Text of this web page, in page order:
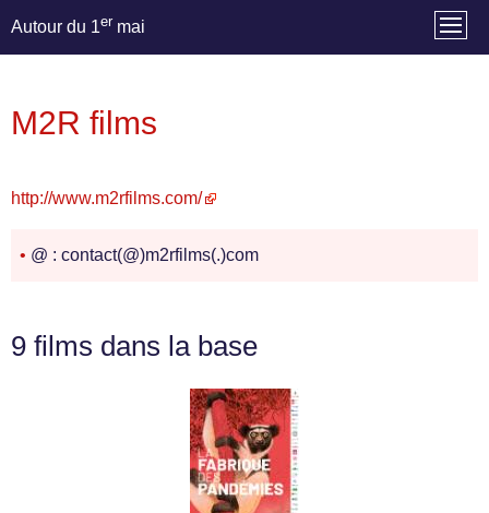
Autour du 1er mai
M2R films
http://www.m2rfilms.com/
• @ : contact(@)m2rfilms(.)com
9 films dans la base